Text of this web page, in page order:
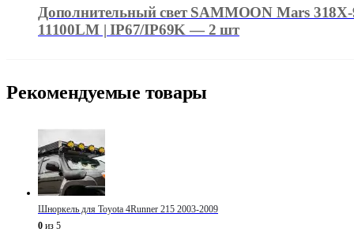
Дополнительный свет SAMMOON Mars 318X-
11100LM | IP67/IP69K — 2 шт
Рекомендуемые товары
Шноркель для Toyota 4Runner 215 2003-2009
0 из 5